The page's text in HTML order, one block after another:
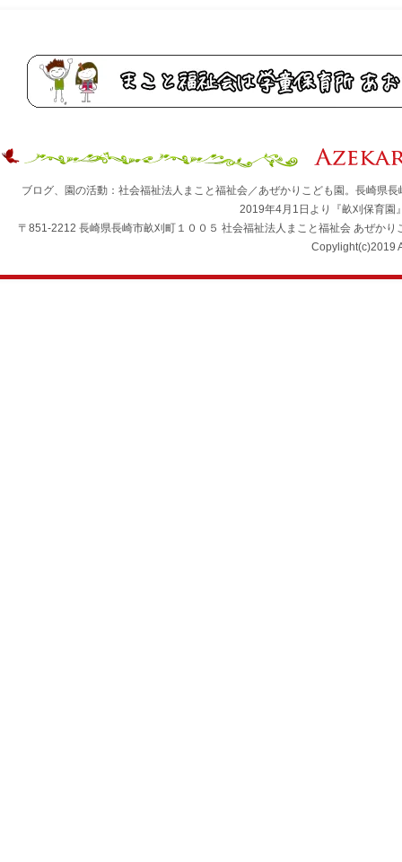
ブログ、園の活動：社会福祉法人まこと福祉会／あぜかりこども園。長崎
2019年4月1日より『畝刈保育園
〒851-2212 長崎県長崎市畝刈町１００５ 社会福祉法人まこと福祉会 あぜ
Copylight(c)2019